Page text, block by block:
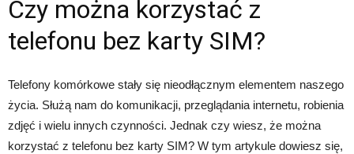
Czy można korzystać z
telefonu bez karty SIM?
Telefony komórkowe stały się nieodłącznym elementem naszego
życia. Służą nam do komunikacji, przeglądania internetu, robienia
zdjęć i wielu innych czynności. Jednak czy wiesz, że można
korzystać z telefonu bez karty SIM? W tym artykule dowiesz się,